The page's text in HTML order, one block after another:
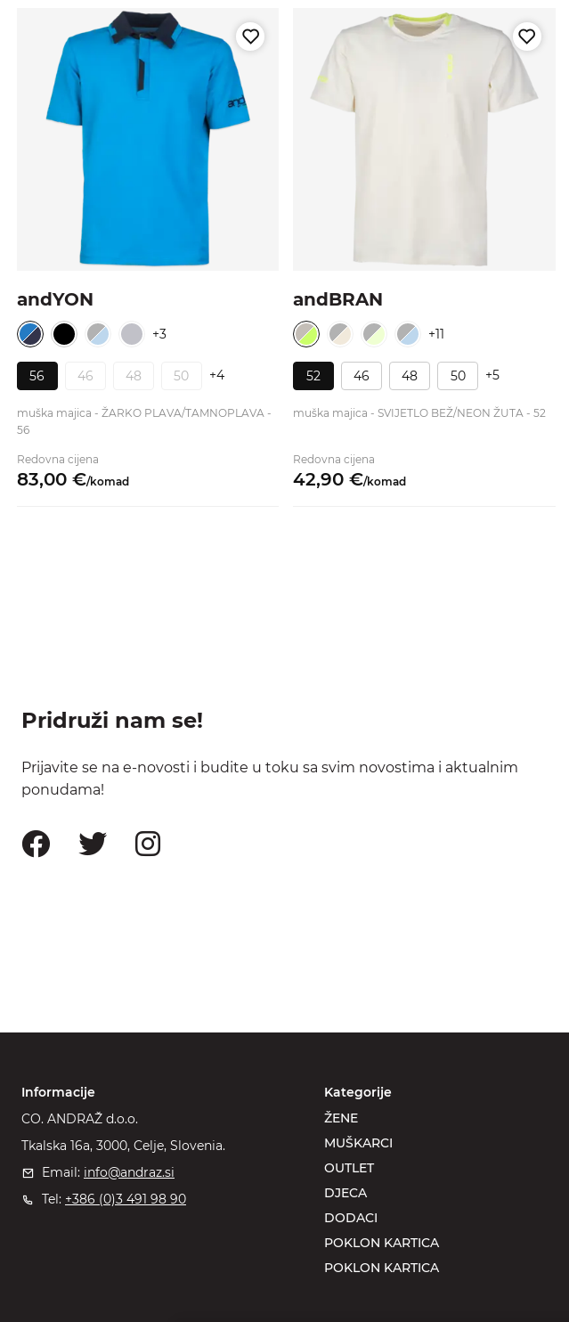
andYON
+3
56 46 48 50 +4
muška majica - ŽARKO PLAVA/TAMNOPLAVA -
56
Redovna cijena
83,00 €/komad
andBRAN
+11
52 46 48 50 +5
muška majica - SVIJETLO BEŽ/NEON ŽUTA - 52
Redovna cijena
42,90 €/komad
Pridruži nam se!
Prijavite se na e-novosti i budite u toku sa svim novostima i aktualnim
ponudama!
Informacije
CO. ANDRAŽ d.o.o.
Tkalska 16a, 3000, Celje, Slovenia.
Email: info@andraz.si
Tel: +386 (0)3 491 98 90
Kategorije
ŽENE
MUŠKARCI
OUTLET
DJECA
DODACI
POKLON KARTICA
POKLON KARTICA